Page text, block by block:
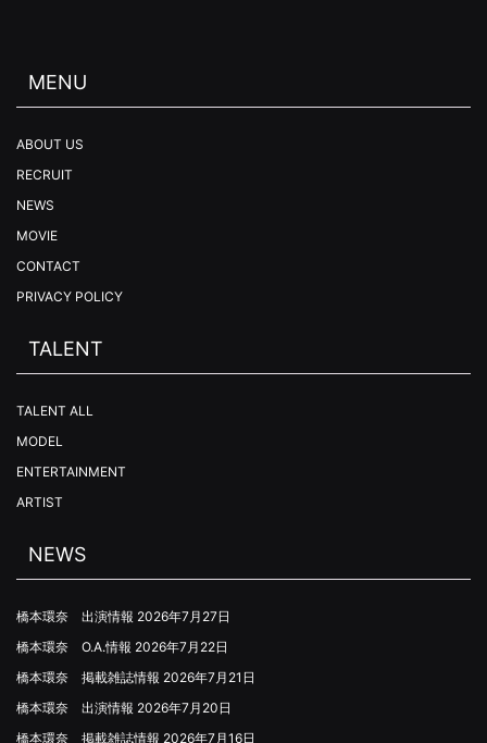
MENU
ABOUT US
RECRUIT
NEWS
MOVIE
CONTACT
PRIVACY POLICY
TALENT
TALENT ALL
MODEL
ENTERTAINMENT
ARTIST
NEWS
橋本環奈 出演情報 2026年7月27日
橋本環奈 O.A.情報 2026年7月22日
橋本環奈 掲載雑誌情報 2026年7月21日
橋本環奈 出演情報 2026年7月20日
橋本環奈 掲載雑誌情報 2026年7月16日